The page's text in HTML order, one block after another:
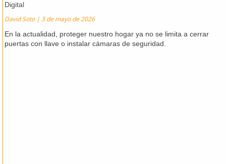
Digital
David Soto 3 de mayo de 2026
En la actualidad, proteger nuestro hogar ya no se limita a cerrar
puertas con llave o instalar cámaras de seguridad.